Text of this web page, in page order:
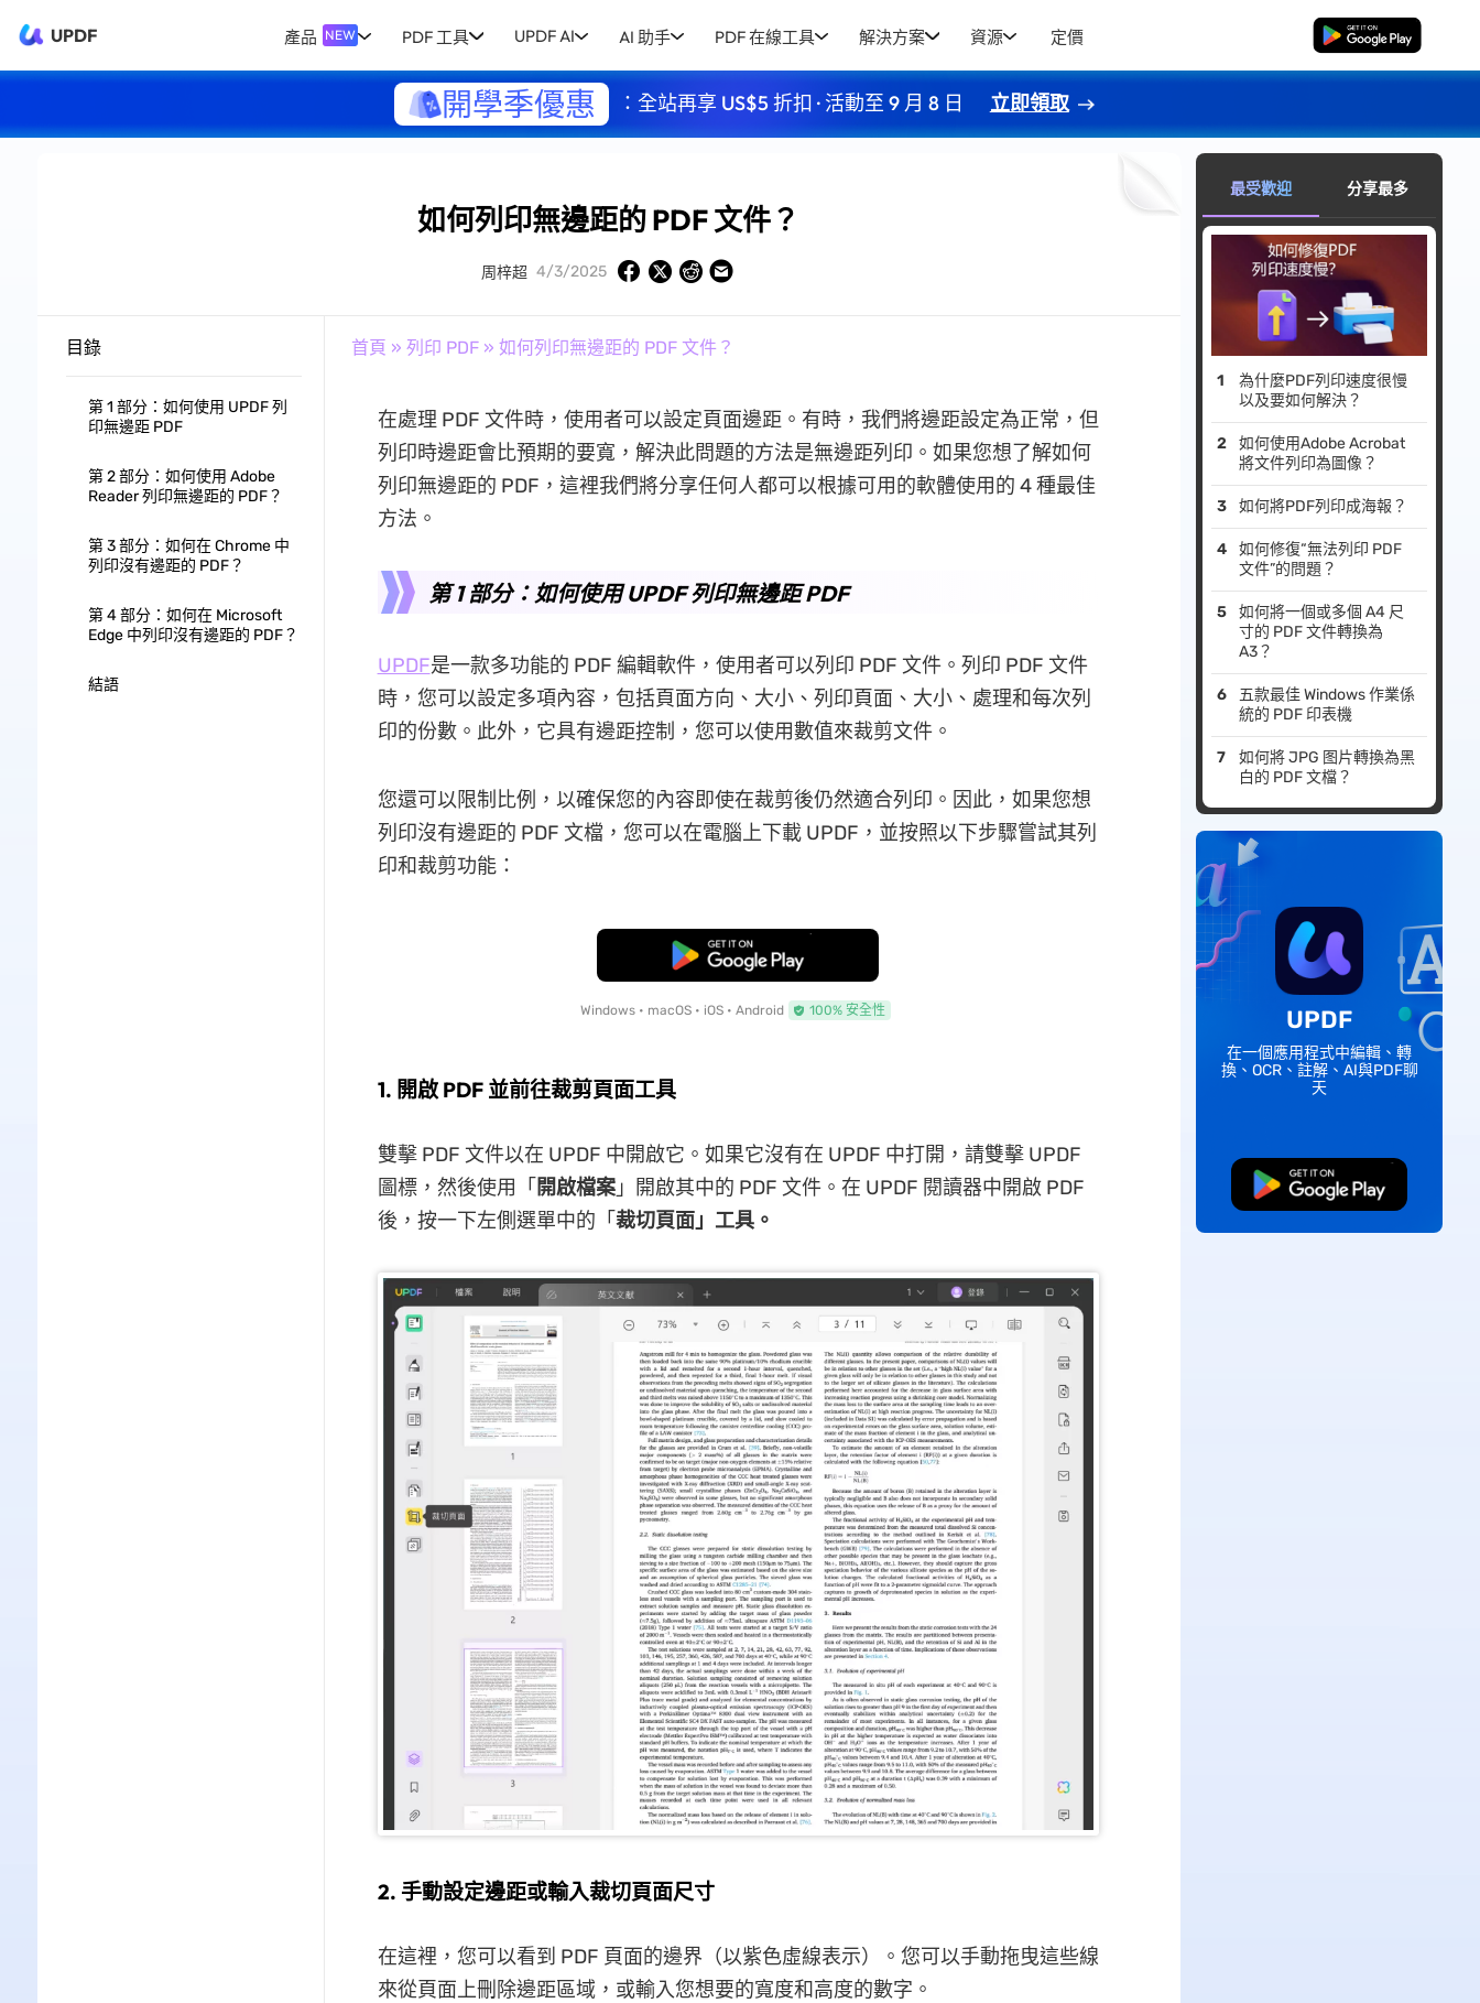
UPDF 產品 NEW PDF 工具 UPDF AI AI 助手 PDF 在線工具 解決方案 資源 定價 免費下載
開學季優惠 ：全站再享 US$5 折扣 · 活動至 9 月 8 日 立即領取
如何列印無邊距的 PDF 文件？
周梓超 4/3/2025
目錄
第 1 部分：如何使用 UPDF 列
印無邊距 PDF
第 2 部分：如何使用 Adob​​e
Reader 列印無邊距的 PDF？
第 3 部分：如何在 Chrome 中
列印沒有邊距的 PDF？
第 4 部分：如何在 Microsoft
Edge 中列印沒有邊距的 PDF？
結語
首頁 » 列印 PDF» 如何列印無邊距的 PDF 文件？
在處理 PDF 文件時，使用者可以設定頁面邊距。有時，我們將邊距設定為正常，但
列印時邊距會比預期的要寬，解決此問題的方法是無邊距列印。如果您想了解如何
列印無邊距的 PDF，這裡我們將分享任何人都可以根據可用的軟體使用的 4 種最佳
方法。
第 1 部分：如何使用 UPDF 列印無邊距 PDF
UPDF是一款多功能的 PDF 編輯軟件，使用者可以列印 PDF 文件。列印 PDF 文件
時，您可以設定多項內容，包括頁面方向、大小、列印頁面、大小、處理和每次列
印的份數。此外，它具有邊距控制，您可以使用數值來裁剪文件。
您還可以限制比例，以確保您的內容即使在裁剪後仍然適合列印。因此，如果您想
列印沒有邊距的 PDF 文檔，您可以在電腦上下載 UPDF，並按照以下步驟嘗試其列
印和裁剪功能：
免費下載
Windows • macOS • iOS • Android 100% 安全性
1. 開啟 PDF 並前往裁剪頁面工具
雙擊 PDF 文件以在 UPDF 中開啟它。如果它沒有在 UPDF 中打開，請雙擊 UPDF
圖標，然後使用「 開啟檔案」開啟其中的 PDF 文件。在 UPDF 閱讀器中開啟 PDF
後，按一下左側選單中的「 裁切頁面」工具。
2. 手動設定邊距或輸入裁切頁面尺寸
在這裡，您可以看到 PDF 頁面的邊界（以紫色虛線表示）。您可以手動拖曳這些線
來從頁面上刪除邊距區域，或輸入您想要的寬度和高度的數字。
最受歡迎 分享最多
為什麼PDF列印速度很慢
以及要如何解決？
如何使用Adobe Acrobat
將文件列印為圖像？
如何將PDF列印成海報？
如何修復“無法列印 PDF
文件”的問題？
如何將一個或多個 A4 尺
寸的 PDF 文件轉換為
A3？
五款最佳 Windows 作業係
統的 PDF 印表機
如何將 JPG 图片轉換為黑
白的 PDF 文檔？
UPDF
在一個應用程式中編輯、轉
換、OCR、註解、AI與PDF聊
天
免費下載